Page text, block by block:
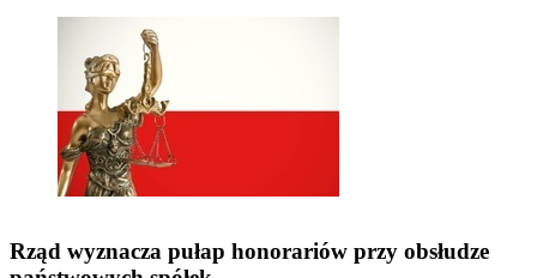
Rząd wyznacza pułap honorariów przy obsłudze